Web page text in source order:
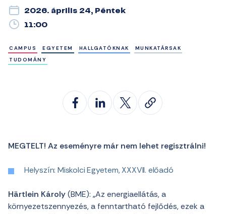
2026. április 24, Péntek
11:00
CAMPUS EGYETEM HALLGATÓKNAK
MUNKATÁRSAK
TUDOMÁNY
MEGTELT! Az eseményre már nem lehet regisztrálni!
Helyszín: Miskolci Egyetem, XXXVII. előadó
Härtlein Károly(BME): „Az energiaellátás, a
környezetszennyezés, a fenntartható fejlődés, ezek a